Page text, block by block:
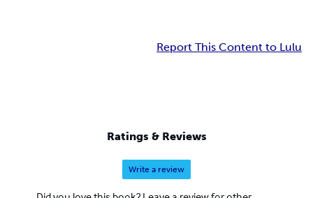
Report This Content to Lulu
Ratings & Reviews
Write a review